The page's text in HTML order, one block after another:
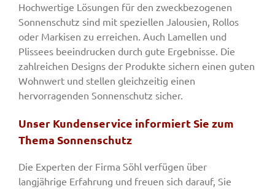
Hochwertige Lösungen für den zweckbezogenen
Sonnenschutz sind mit speziellen Jalousien, Rollos
oder Markisen zu erreichen. Auch Lamellen und
Plissees beeindrucken durch gute Ergebnisse. Die
zahlreichen Designs der Produkte sichern einen guten
Wohnwert und stellen gleichzeitig einen
hervorragenden Sonnenschutz sicher.
Unser Kundenservice informiert Sie zum
Thema Sonnenschutz
Die Experten der Firma Söhl verfügen über
langjährige Erfahrung und freuen sich darauf, Sie